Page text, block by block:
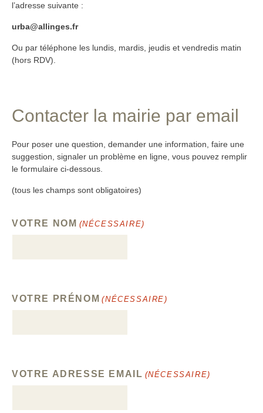
l’adresse suivante :
urba@allinges.fr
Ou par téléphone les lundis, mardis, jeudis et vendredis matin
(hors RDV).
Contacter la mairie par email
Pour poser une question, demander une information, faire une
suggestion, signaler un problème en ligne, vous pouvez remplir
le formulaire ci-dessous.
(tous les champs sont obligatoires)
VOTRE NOM (NÉCESSAIRE)
VOTRE PRÉNOM (NÉCESSAIRE)
VOTRE ADRESSE EMAIL (NÉCESSAIRE)